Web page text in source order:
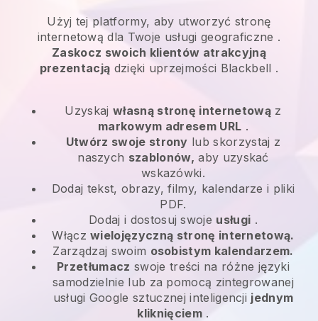
Użyj tej platformy, aby utworzyć stronę
internetową dla Twoje usługi geograficzne .
Zaskocz swoich klientów atrakcyjną
prezentacją dzięki uprzejmości Blackbell .
Uzyskaj własną stronę internetowąz
markowym adresem URL .
Utwórz swoje strony lub skorzystaj z
naszych szablonów, aby uzyskać
wskazówki.
Dodaj tekst, obrazy, filmy, kalendarze i pliki
PDF.
Dodaj i dostosuj swoje usługi .
Włączwielojęzyczną stronę internetową.
Zarządzaj swoim osobistym kalendarzem.
Przetłumacz swoje treści na różne języki
samodzielnie lub za pomocą zintegrowanej
usługi Google sztucznej inteligencji jednym
kliknięciem.